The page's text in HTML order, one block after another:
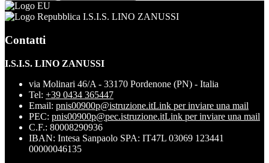
I.S.I.S. LINO ZANUSSI
Contatti
I.S.I.S. LINO ZANUSSI
via Molinari 46/A - 33170 Pordenone (PN) - Italia
Tel: +39 0434 365447
Email: pnis00900p@istruzione.itLink per inviare una mail
PEC: pnis00900p@pec.istruzione.itLink per inviare una mail
C.F.: 80008290936
IBAN: Intesa Sanpaolo SPA: IT47L 03069 123441
00000046135